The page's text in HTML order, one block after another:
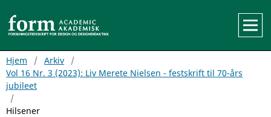
Hjem / Arkiv
/
Vol 16 Nr. 3 (2023): Liv Merete Nielsen - festskrift til 70-års
jubileet
/
Hilsener